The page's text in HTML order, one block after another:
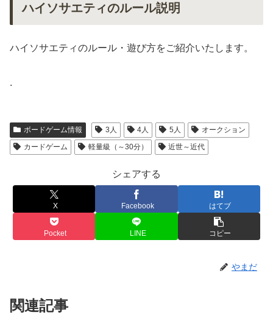
ハイソサエティのルール説明
ハイソサエティのルール・遊び方をご紹介いたします。
.
ボードゲーム情報 3人 4人 5人
オークション
カードゲーム
軽量級（～30分） 近世～近代
シェアする
X Facebook はてブ
Pocket LINE コピー
やまだ
関連記事